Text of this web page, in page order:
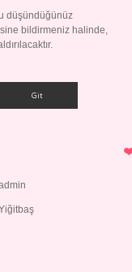
düşündüğünüz
bildirmeniz halinde,